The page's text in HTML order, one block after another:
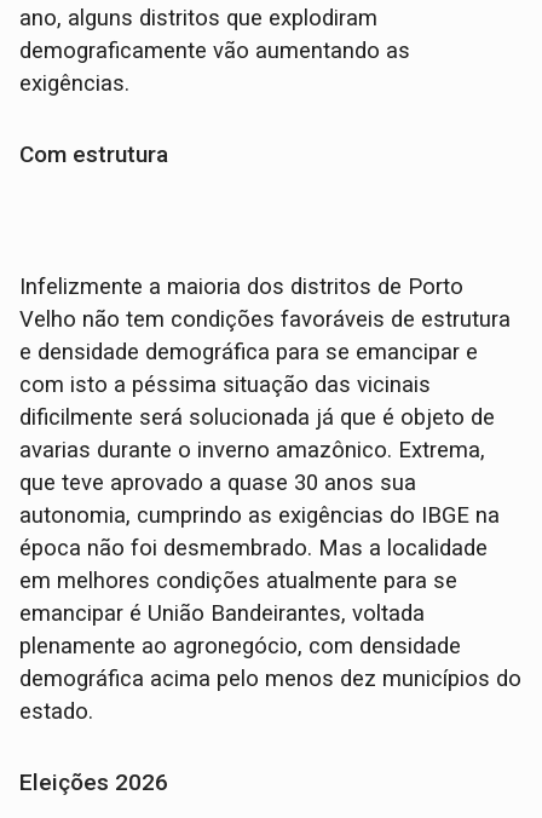
ano, alguns distritos que explodiram
demograficamente vão aumentando as
exigências.
Com estrutura
Infelizmente a maioria dos distritos de Porto
Velho não tem condições favoráveis de estrutura
e densidade demográfica para se emancipar e
com isto a péssima situação das vicinais
dificilmente será solucionada já que é objeto de
avarias durante o inverno amazônico. Extrema,
que teve aprovado a quase 30 anos sua
autonomia, cumprindo as exigências do IBGE na
época não foi desmembrado. Mas a localidade
em melhores condições atualmente para se
emancipar é União Bandeirantes, voltada
plenamente ao agronegócio, com densidade
demográfica acima pelo menos dez municípios do
estado.
Eleições 2026